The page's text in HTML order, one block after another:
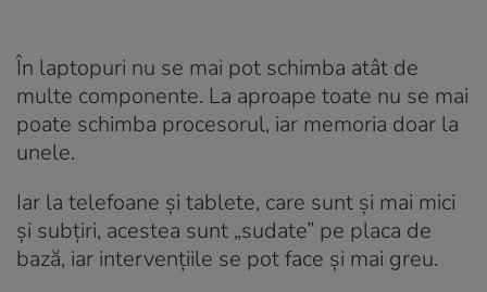
În laptopuri nu se mai pot schimba atât de
multe componente. La aproape toate nu se mai
poate schimba procesorul, iar memoria doar la
unele.
Iar la telefoane și tablete, care sunt și mai mici
și subțiri, acestea sunt „sudate” pe placa de
bază, iar intervențiile se pot face și mai greu.